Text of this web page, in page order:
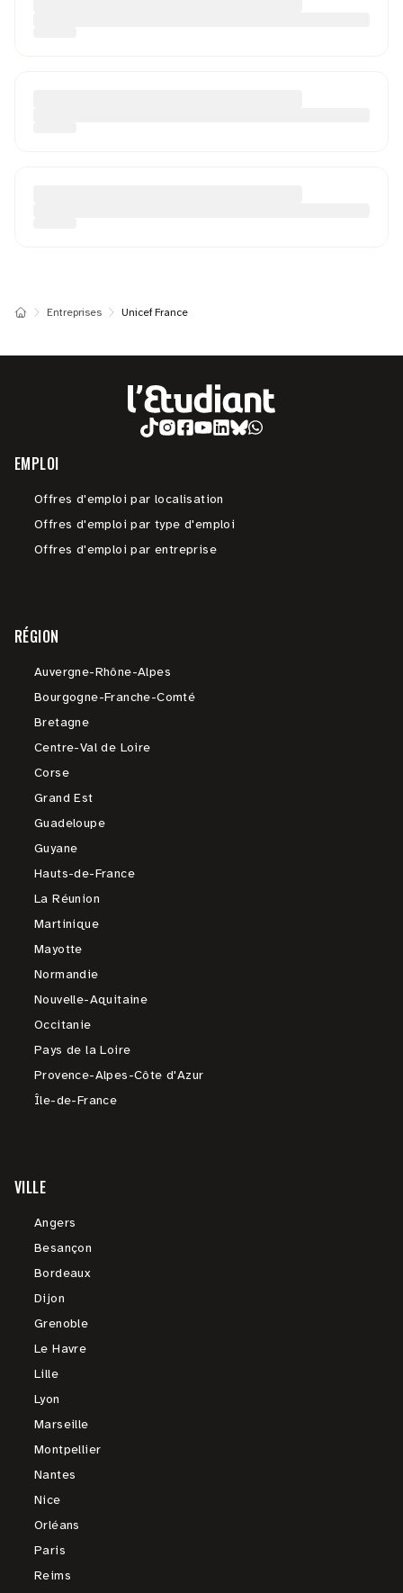
Entreprises Unicef France
EMPLOI
Offres d'emploi par localisation
Offres d'emploi par type d'emploi
Offres d'emploi par entreprise
RÉGION
Auvergne-Rhône-Alpes
Bourgogne-Franche-Comté
Bretagne
Centre-Val de Loire
Corse
Grand Est
Guadeloupe
Guyane
Hauts-de-France
La Réunion
Martinique
Mayotte
Normandie
Nouvelle-Aquitaine
Occitanie
Pays de la Loire
Provence-Alpes-Côte d'Azur
Île-de-France
VILLE
Angers
Besançon
Bordeaux
Dijon
Grenoble
Le Havre
Lille
Lyon
Marseille
Montpellier
Nantes
Nice
Orléans
Paris
Reims